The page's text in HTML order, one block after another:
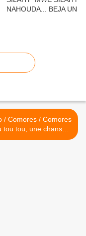
/ Comores / Comores
tou tou, une chanson
réaliste de Djabir >